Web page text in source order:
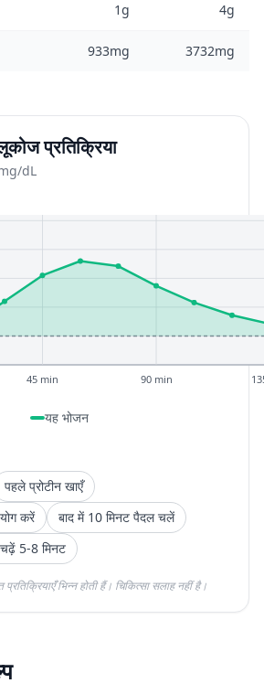
1g 4g
933mg 3732mg
प्रतिक्रिया
dL
45 min 90 min
यह भोजन
पहले प्रोटीन खाएँ
करें
बाद में 10 मिनट पैदल चलें
चढ़ें 5-8 मिनट
भिन्न होती हैं। चिकित्सा सलाह नहीं है।